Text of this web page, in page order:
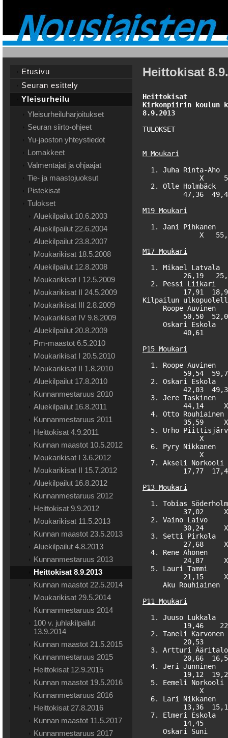
Heittokisat
Heittokisat
Kirkonpiirin koulun
8.9.2013
TULOKSET
1. Juha Rinta-Aho
X
2. Olle Holmbäck
47,36
1. Jani Pihkanen
X
M17 Moukari
1. Mikael Latvala
26,19
2. Pessi Liikari
17,91
Kilpailun
Roope Auvinen
50,50
Oskari Eskola
40,61
P15 Moukari
1. Roope Auvinen
59,54
2. Oskari Eskola
42,03
3. Jere Taskinen
44,14
4. Otto Rouhiainen
35,59
5. Urho
X
6. Pyry Nikkanen
X
7. Akseli Norkooli
17,77
P13 Moukari
1. Tobias
37,02
2. Väinö Laivo
30,24
3. Setti Pirkola
27,68
4. Rene Ahonen
24,87
5. Lauri Tammi
21,15
Aku Rouhiainen
P11 Moukari
1. Juuso Lukkala
19,46
2. Taneli Karvonen
20,53
3. Artturi
20,66
4. Jeri Junninen
19,12
5. Eemeli Norkooli
X
6. Lari Nikkanen
13,36
7. Elmeri Eskola
14,45
Oskari Suni
Etusivu
Seuran esittely
Yleisurheilu
Yleisurheiluharjoitukset
Seuran siirto-ohjeet
Yu-jaoston yhteystiedot
Lomakkeet
Valmentajat ja ohjaajat
Tie- ja maastojuoksut
Pistekisat
Tulokset
Aluekilpailut 10.6.2003
Aluekilpailut 22.6.2004
Aluekilpailut 23.8.2007
Moukarikisat 18.5.2008
Aluekilpailut 12.8.2008
Moukarikisat I 12.5.2009
Moukarikisat II 24.5.2009
Moukarikisat III 2.8.2009
Moukarikisat IV 9.8.2009
Aluekilpailut 20.8.2009
Pm-maastot 6.5.2010
Moukarikisat I 20.5.2010
Moukarikisat II 1.8.2010
Aluekilpailut 17.8.2010
Kunnanmestaruus 2010
Aluekilpailut 16.8.2011
Kunnanmestaruus 2011
Heittokisat 4.9.2011
Kunnan maastot 10.5.2012
Moukarikisat I 3.6.2012
Moukarikisat II 15.7.2012
Aluekilpailut 16.8.2012
Kunnanmestaruus 2012
Heittokisat 9.9.2012
Moukarikisat 11.5.2013
Kunnan maastot 23.5.2013
Aluekilpailut 4.8.2013
Kunnanmestaruus 2013
Heittokisat 8.9.2013
Kunnan maastot 22.5.2014
Moukarikisat 29.5.2014
Kunnanmestaruus 2014
100 v. juhlakilpailut
13.9.2014
Kunnan maastot 21.5.2015
Kunnanmestaruus 2015
Heittokisat 12.9.2015
Kunnan maastot 19.5.2016
Kunnanmestaruus 2016
Heittokisat 27.8.2016
Kunnan maastot 11.5.2017
Kunnanmestaruus 2017